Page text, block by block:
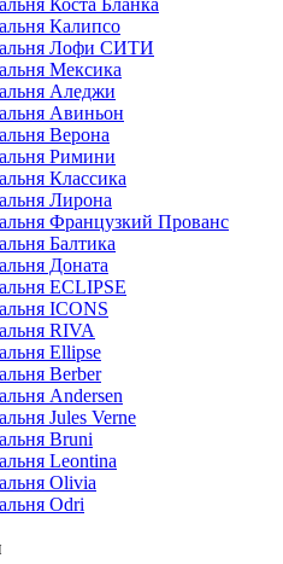
Калипсо
Лофи СИТИ
Мексика
Аледжи
Авиньон
Верона
Римини
Классика
Лирона
Французкий Прованс
Балтика
Доната
ECLIPSE
ICONS
RIVA
Ellipse
Berber
Andersen
Jules Verne
Bruni
Leontina
Olivia
Odri